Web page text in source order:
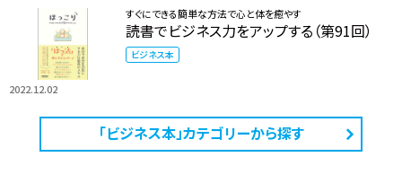
2022.12.02
すぐにできる簡単な方法で心と体を癒やす
読書でビジネス力をアップする（第91回）
ビジネス本
「ビジネス本」カテゴリーから探す